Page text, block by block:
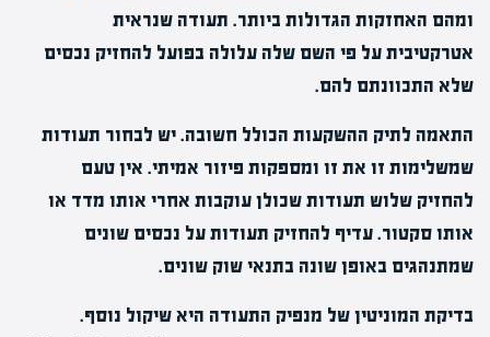
ומהם האחזקות הגדולות ביותר. תעודה שנראית
אטרקטיבית על פי השם שלה עלולה בפועל להחזיק נכסים
שלא התכוונתם להם.
התאמה לתיק ההשקעות הכולל חשובה. יש לבחור תעודות
שמשלימות זו את זו ומספקות פיזור אמיתי. אין טעם
להחזיק שלוש תעודות שכולן עוקבות אחרי אותו מדד או
אותו סקטור. עדיף להחזיק תעודות על נכסים שונים
שמתנהגים באופן שונה בתנאי שוק שונים.
בדיקת המוניטין של מנפיק התעודה היא שיקול נוסף.